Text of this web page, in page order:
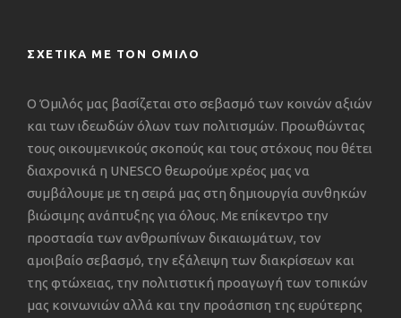
ΣΧΕΤΙΚΑ ΜΕ ΤΟΝ ΟΜΙΛΟ
Ο Όμιλός μας βασίζεται στο σεβασμό των κοινών αξιών
και των ιδεωδών όλων των πολιτισμών. Προωθώντας
τους οικουμενικούς σκοπούς και τους στόχους που θέτει
διαχρονικά η UNESCO θεωρούμε χρέος μας να
συμβάλουμε με τη σειρά μας στη δημιουργία συνθηκών
βιώσιμης ανάπτυξης για όλους. Με επίκεντρο την
προστασία των ανθρωπίνων δικαιωμάτων, τον
αμοιβαίο σεβασμό, την εξάλειψη των διακρίσεων και
της φτώχειας, την πολιτιστική προαγωγή των τοπικών
μας κοινωνιών αλλά και την προάσπιση της ευρύτερης